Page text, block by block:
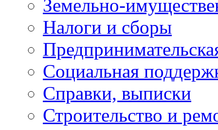
Земельно-
Налоги и сборы
Социальная
Справки, выписки
Строительство и